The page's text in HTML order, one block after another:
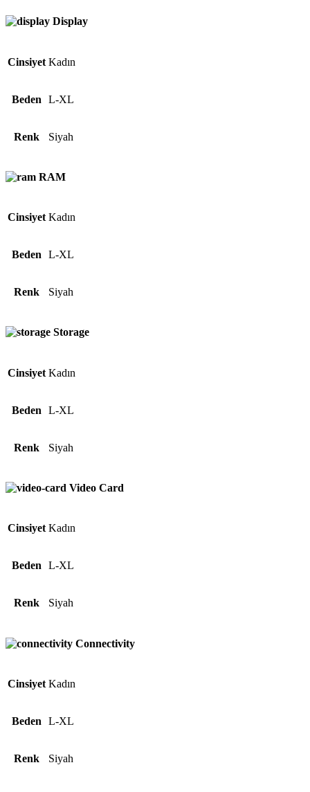
Display
Cinsiyet Kadın
Beden L-XL
Renk Siyah
RAM
Cinsiyet Kadın
Beden L-XL
Renk Siyah
Storage
Cinsiyet Kadın
Beden L-XL
Renk Siyah
Video Card
Cinsiyet Kadın
Beden L-XL
Renk Siyah
Connectivity
Cinsiyet Kadın
Beden L-XL
Renk Siyah